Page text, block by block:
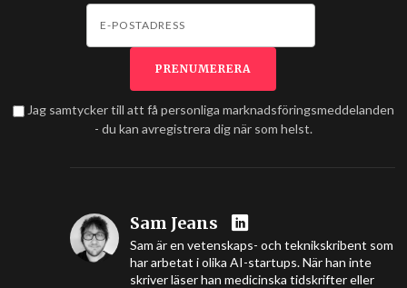
Jag samtycker till att få personliga marknadsföringsmeddelanden
- du kan avregistrera dig när som helst.
Sam Jeans
Sam är en vetenskaps- och teknikskribent som
har arbetat i olika AI-startups. När han inte
skriver läser han medicinska tidskrifter eller